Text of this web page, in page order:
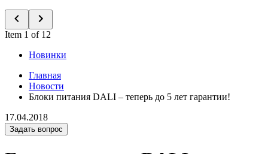
Item 1 of 12
Новинки
Главная
Новости
Блоки питания DALI – теперь до 5 лет гарантии!
17.04.2018
Задать вопрос